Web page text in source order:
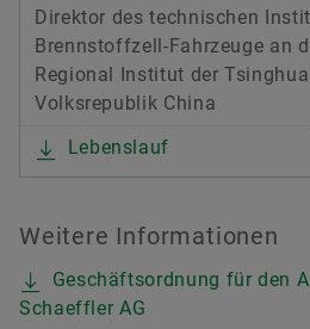
Direktor des technischen
Brennstoffzell-Fahrzeuge an
Regional Institut der
Volksrepublik China
Lebenslauf
Weitere Informationen
Geschäftsordnung für den
Schaeffler AG